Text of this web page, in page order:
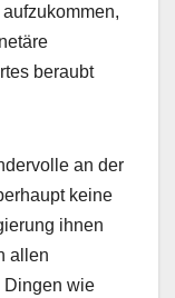
beraubt
an der
keine
ihnen
allen
Dingen wie